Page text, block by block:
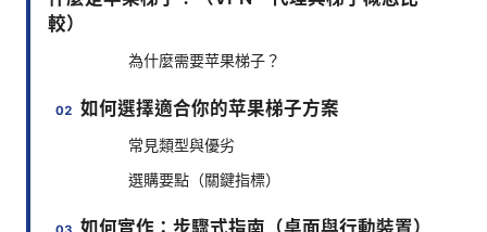
較）
為什麼需要苹果梯子？
如何選擇適合你的苹果梯子方案
常見類型與優劣
選購要點（關鍵指標）